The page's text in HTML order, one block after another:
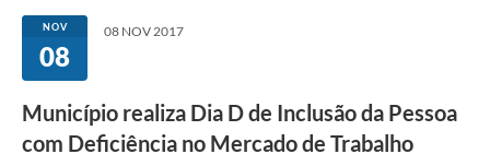
NOV
08
08 NOV 2017
Município realiza Dia D de Inclusão da Pessoa
com Deficiência no Mercado de Trabalho